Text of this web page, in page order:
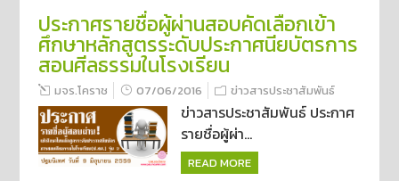
ประกาศรายชื่อผู้ผ่านสอบคัดเลือกเข้า
ศึกษาหลักสูตรระดับประกาศนียบัตรการ
สอนศีลธรรมในโรงเรียน
มจร.โคราช 07/06/2016 ข่าวสารประชาสัมพันธ์
ข่าวสารประชาสัมพันธ์ ประกาศ
รายชื่อผู้ผ่า...
READ MORE